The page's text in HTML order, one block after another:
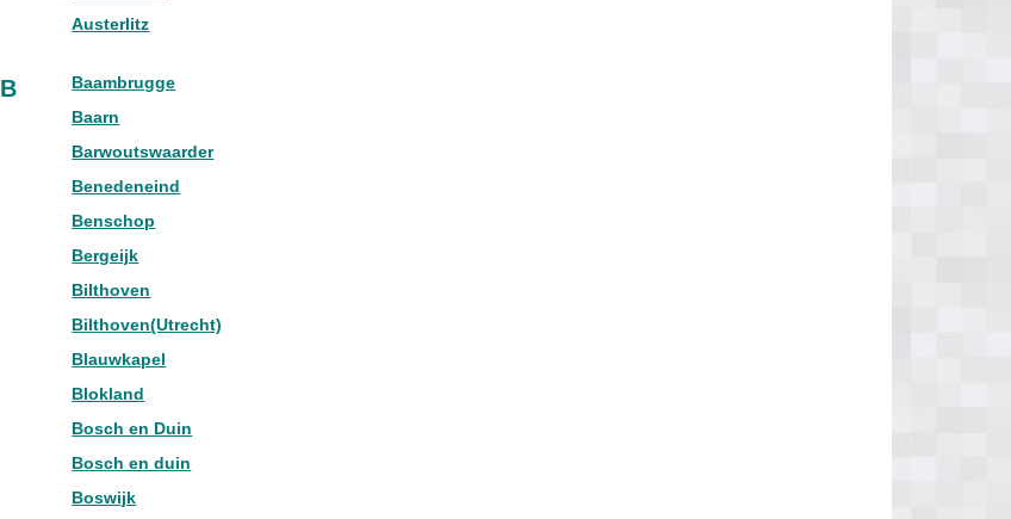
Austerlitz
B
Baambrugge
Baarn
Barwoutswaarder
Benedeneind
Benschop
Bergeijk
Bilthoven
Bilthoven(Utrecht)
Blauwkapel
Blokland
Bosch en Duin
Bosch en duin
Boswijk